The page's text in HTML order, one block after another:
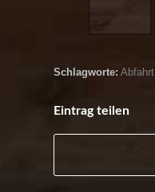
Schlagworte: Abfahrt
Eintrag teilen